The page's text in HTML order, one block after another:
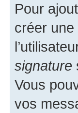
Pour
créer une
signature
Vous
vos